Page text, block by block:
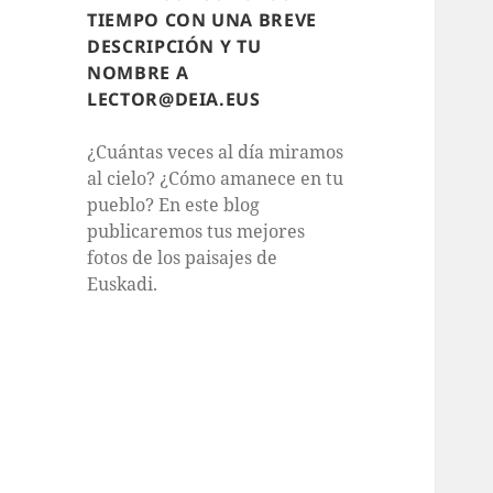
TIEMPO CON UNA BREVE
DESCRIPCIÓN Y TU
NOMBRE A
LECTOR@DEIA.EUS
¿Cuántas veces al día miramos
al cielo? ¿Cómo amanece en tu
pueblo? En este blog
publicaremos tus mejores
fotos de los paisajes de
Euskadi.